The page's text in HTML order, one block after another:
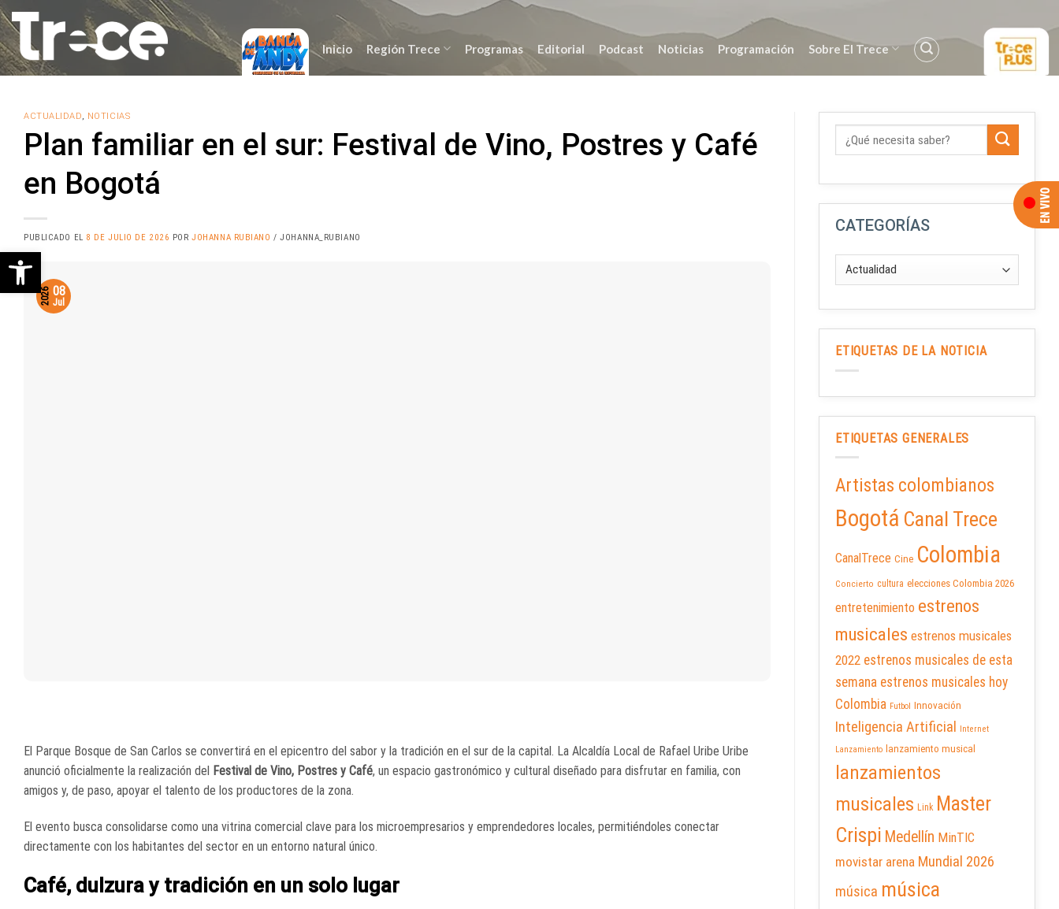
Saltar
al
contenido
Inicio Región Trece Programas Editorial Podcast Noticias Programación Sobre El Trece
ACTUALIDAD, NOTICIAS
Plan familiar en el sur: Festival de Vino, Postres y Café
en Bogotá
PUBLICADO EL 8 DE JULIO DE 2026 PORJOHANNA RUBIANO / JOHANNA_RUBIANO
08
Jul
2026
El Parque Bosque de San Carlos se convertirá en el epicentro del sabor y la tradición en el sur de la capital. La Alcaldía Local de Rafael Uribe Uribe
anunció oficialmente la realización del Festival de Vino, Postres y Café, un espacio gastronómico y cultural diseñado para disfrutar en familia, con
amigos y, de paso, apoyar el talento de los productores de la zona.
El evento busca consolidarse como una vitrina comercial clave para los microempresarios y emprendedores locales, permitiéndoles conectar
directamente con los habitantes del sector en un entorno natural único.
Café, dulzura y tradición en un solo lugar
CATEGORÍAS
ETIQUETAS DE LA NOTICIA
ETIQUETAS GENERALES
Artistas colombianos
Bogotá Canal Trece
CanalTrece Cine Colombia
Concierto cultura elecciones Colombia 2026
entretenimiento estrenos
musicales estrenos musicales
2022 estrenos musicales de esta
semana estrenos musicales hoy
Colombia Futbol Innovación
Inteligencia Artificial
Internet
Lanzamiento
lanzamiento musical
lanzamientos
musicales Link Master
Crispi Medellín MinTIC
movistar arena Mundial 2026
música música
Abrir barra de herramientas